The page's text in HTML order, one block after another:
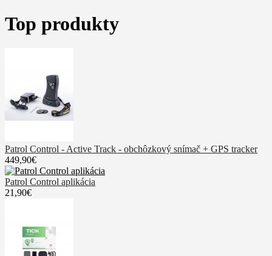
Top produkty
Patrol Control - Active Track - obchôzkový snímač + GPS tracker
449,90€
Patrol Control aplikácia
21,90€